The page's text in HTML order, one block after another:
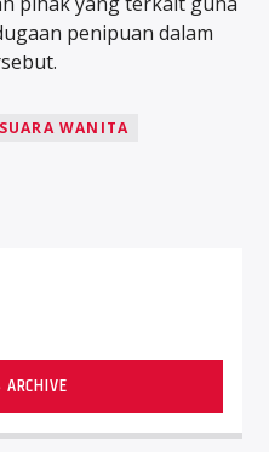
penipuan dalam
WANITA